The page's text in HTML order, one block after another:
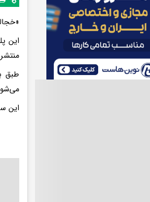
«خجالت نکش ۲» عنوان سریال
این
این